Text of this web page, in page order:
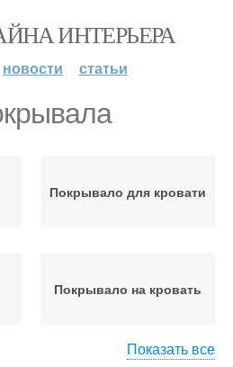
ИНТЕРЬЕРА
новости статьи
Покрывало для кровати
Покрывало на кровать
Показать все